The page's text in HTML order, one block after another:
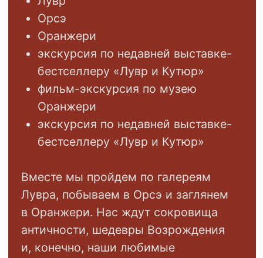
12990 7990
ЦЕНА: